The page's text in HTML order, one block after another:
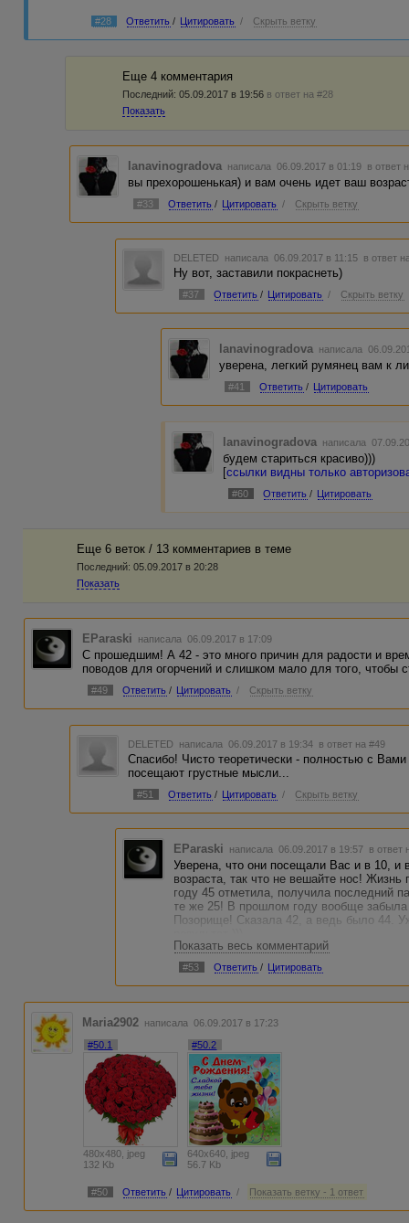
#28 Ответить / Цитировать / Скрыть ветку
Еще 4 комментария
Последний: 05.09.2017 в 19:56 в ответ на #28
Показать
lanavinogradova написала 06.09.2017 в 01:19 в ответ
вы прехорошенькая) и вам очень идет ваш
#33 Ответить / Цитировать / Скрыть ветку
DELETED написала 06.09.2017 в 11:15 в ответ
Ну вот, заставили покраснеть)
#37 Ответить / Цитировать / Скрыть ветку
lanavinogradova написала
уверена, легкий румянец вам к
#41 Ответить / Цитировать
lanavinogradova написала
будем стариться красиво)))
[ссылки видны только
#60 Ответить / Цитировать
Еще 6 веток / 13 комментариев в темe
Последний: 05.09.2017 в 20:28
Показать
EParaski написала 06.09.2017 в 17:09
С прошедшим! А 42 - это много причин для радости и
поводов для огорчений и слишком мало для того, чтобы
#49 Ответить / Цитировать / Скрыть ветку
DELETED написала 06.09.2017 в 19:34 в ответ на #49
Спасибо! Чисто теоретически - полностью с
посещают грустные мысли...
#51 Ответить / Цитировать / Скрыть ветку
EParaski написала 06.09.2017 в 19:57 в ответ
Уверена, что они посещали Вас и в 10, и
возраста, так что не вешайте нос!
году 45 отметила, получила последний
те же 25! В прошлом году вообще
Позорище! Сказала 42, а ведь было 44.
Показать весь комментарий
#53 Ответить / Цитировать
Maria2902 написала 06.09.2017 в 17:23
#50.1
480x480, jpeg
132 Kb
#50.2
640x640, jpeg
56.7 Kb
#50 Ответить / Цитировать / Показать ветку - 1 ответ